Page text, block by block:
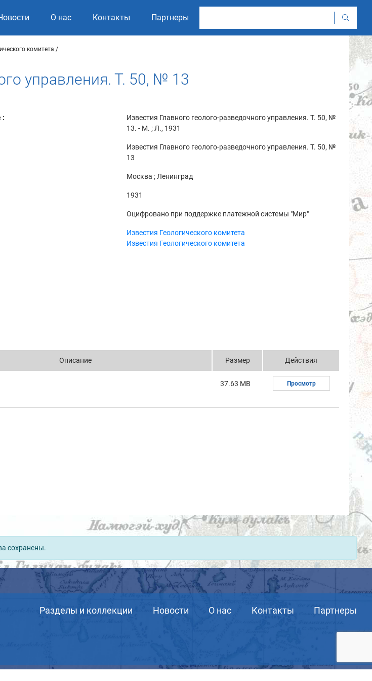
О нас Контакты Партнеры
комитета
управления. Т. 50, № 13
:
Известия Главного геолого-разведочного управления. Т. 50, №
13. - М. ; Л., 1931
Известия Главного геолого-разведочного управления. Т. 50, №
13
Москва ; Ленинград
1931
Оцифровано при поддержке платежной системы "Мир"
Известия Геологического комитета
Известия Геологического комитета
Описание Размер Действия
37.63 MB Просмотр
сохранены.
Разделы и коллекции Новости О нас Контакты Партнеры